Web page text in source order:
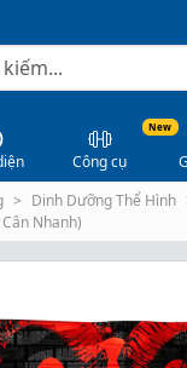
New
Công cụ
Dinh Dưỡng Thể Hình
Nhanh)